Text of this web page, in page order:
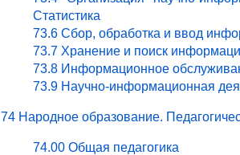
Статистика
73.6 Сбор, обработка и ввод
73.7 Хранение и поиск
73.8 Информационное
73.9 Научно-информационная
74 Народное образование.
74.00 Общая педагогика